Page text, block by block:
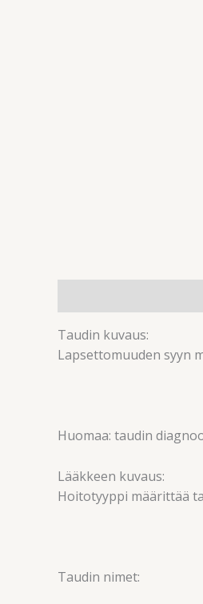
Taudin kuvaus:
Lapsettomuuden syyn
Huomaa: taudin
Lääkkeen kuvaus:
Hoitotyyppi määrittää
Taudin nimet: